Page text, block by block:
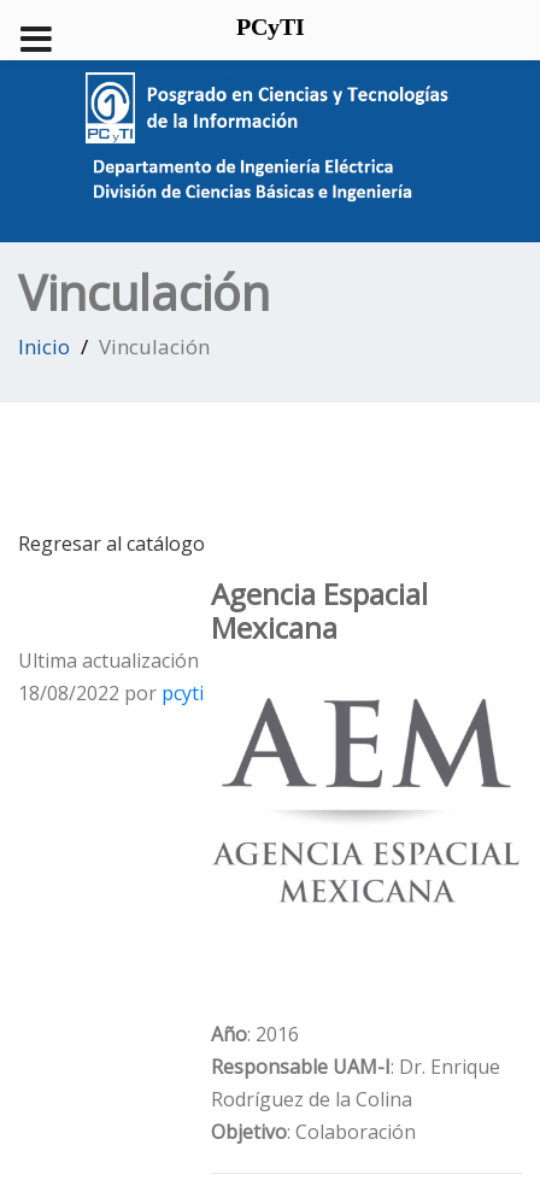
Vinculación
Inicio Vinculación
Regresar al catálogo
Agencia Espacial
Mexicana
Año: 2016
Responsable UAM-I: Dr. Enrique
Rodríguez de la Colina
Objetivo: Colaboración
Ultima actualización
18/08/2022 por pcyti
PCyTI